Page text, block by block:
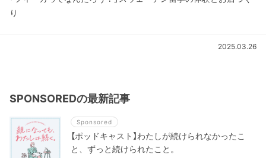
り
2025.03.26
SPONSOREDの最新記事
Sponsored
【ポッドキャスト】わたしが続けられなかったこ
と、ずっと続けられたこと。